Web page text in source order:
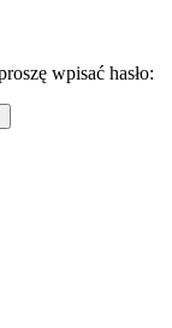
wpisać hasło: